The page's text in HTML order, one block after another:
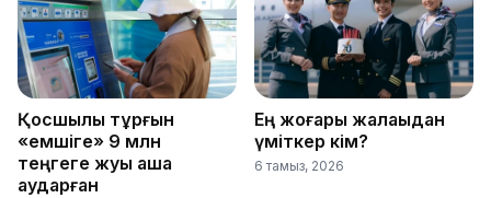
Қосшылық тұрғын
«емшіге» 9 млн
теңгеге жуық ақша
аударған
Ең жоғары жалақыдан
үміткер кім?
6 тамыз, 2026